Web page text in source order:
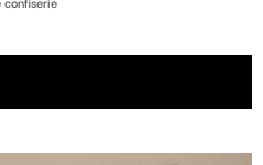
confiserie